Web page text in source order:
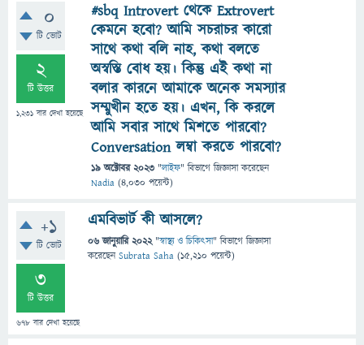
0
টি ভোট
2
টি উত্তর
1,231 বার দেখা হয়েছে
#sbq Introvert থেকে Extrovert
কেমনে হবো? আমি সচরাচর কারো
সাথে কথা বলি নাহ, কথা বলতে
অস্বস্তি বোধ হয়। কিন্তু এই কথা না
বলার কারনে আমাকে অনেক সমস্যার
সম্মুখীন হতে হয়। এখন, কি করলে
আমি সবার সাথে মিশতে পারবো?
Conversation লম্বা করতে পারবো?
19 অক্টোবর 2023 "লাইফ" বিভাগে জিজ্ঞাসাকরেছেন
Nadia (4,030 পয়েন্ট)
+1
টি ভোট
3
টি উত্তর
678 বার দেখা হয়েছে
এমবিভার্ট কী আসলে?
06 জানুয়ারি 2022 "স্বাস্থ্য ও চিকিৎসা" বিভাগে জিজ্ঞাসা
করেছেনSubrata Saha (15,210 পয়েন্ট)